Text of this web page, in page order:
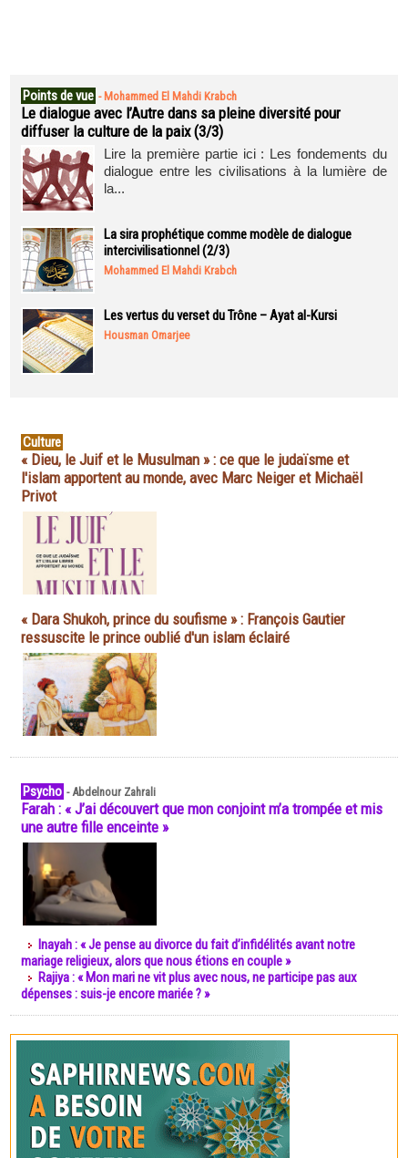
Points de vue - Mohammed El Mahdi Krabch
Le dialogue avec l’Autre dans sa pleine diversité pour
diffuser la culture de la paix (3/3)
Lire la première partie ici : Les fondements du
dialogue entre les civilisations à la lumière de
la...
La sira prophétique comme modèle de dialogue
intercivilisationnel (2/3)
Mohammed El Mahdi Krabch
Les vertus du verset du Trône – Ayat al-Kursi
Housman Omarjee
Culture
« Dieu, le Juif et le Musulman » : ce que le judaïsme et
l'islam apportent au monde, avec Marc Neiger et Michaël
Privot
« Dara Shukoh, prince du soufisme » : François Gautier
ressuscite le prince oublié d'un islam éclairé
Psycho -Abdelnour Zahrali
Farah : « J’ai découvert que mon conjoint m’a trompée et mis
une autre fille enceinte »
Inayah : « Je pense au divorce du fait d’infidélités avant notre
mariage religieux, alors que nous étions en couple »
Rajiya : « Mon mari ne vit plus avec nous, ne participe pas aux
dépenses : suis-je encore mariée ? »